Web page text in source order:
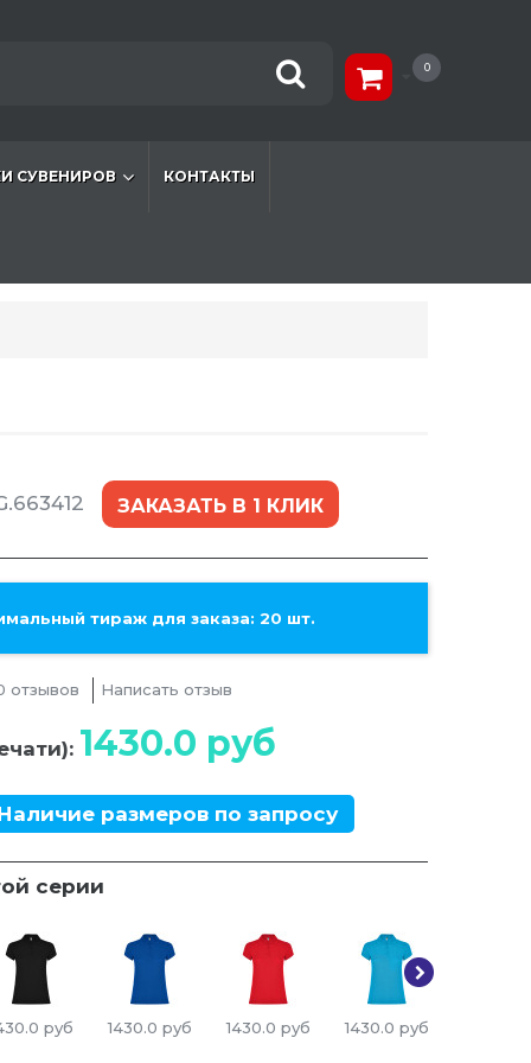
0
СУВЕНИРОВ КОНТАКТЫ
ЗАКАЗАТЬ В 1 КЛИК
тираж для заказа: 20 шт.
отзывов Написать отзыв
1430.0 руб
размеров по запросу
серии
руб 1430.0 руб 1430.0 руб 1430.0 руб